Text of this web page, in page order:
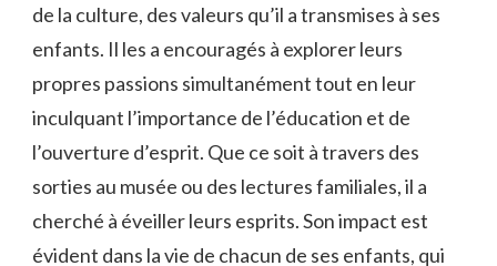
de la culture, des valeurs qu’il a transmises à ses
enfants. Il les a encouragés à explorer leurs
propres passions simultanément tout en leur
inculquant l’importance de l’éducation et de
l’ouverture d’esprit. Que ce soit à travers des
sorties au musée ou des lectures familiales, il a
cherché à éveiller leurs esprits. Son impact est
évident dans la vie de chacun de ses enfants, qui